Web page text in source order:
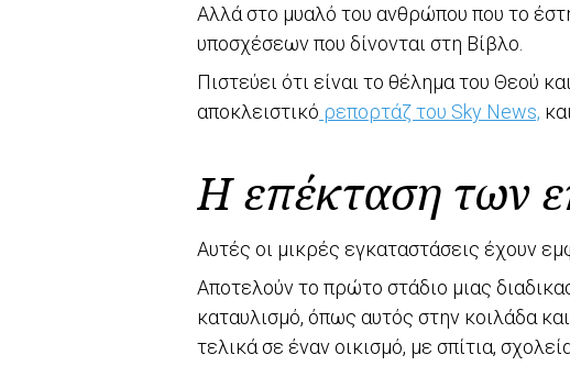
Αλλά στο μυαλό του ανθρώπου που το
υποσχέσεων που δίνονται στη Βίβλο.
Πιστεύει ότι είναι το θέλημα του Θεού
αποκλειστικό ρεπορτάζ του Sky News,
Η επέκταση των
Αυτές οι μικρές εγκαταστάσεις έχουν
Αποτελούν το πρώτο στάδιο μιας
καταυλισμό, όπως αυτός στην κοιλάδα
τελικά σε έναν οικισμό, με σπίτια,